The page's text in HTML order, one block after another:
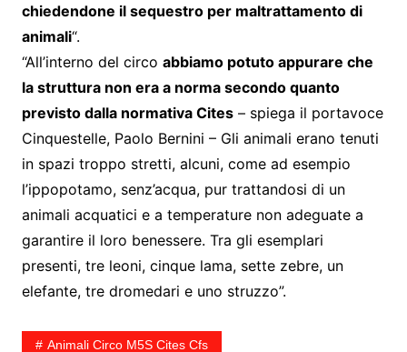
chiedendone il sequestro per maltrattamento di
animali“.
“All’interno del circo abbiamo potuto appurare che
la struttura non era a norma secondo quanto
previsto dalla normativa Cites– spiega il portavoce
Cinquestelle, Paolo Bernini – Gli animali erano tenuti
in spazi troppo stretti, alcuni, come ad esempio
l’ippopotamo, senz’acqua, pur trattandosi di un
animali acquatici e a temperature non adeguate a
garantire il loro benessere. Tra gli esemplari
presenti, tre leoni, cinque lama, sette zebre, un
elefante, tre dromedari e uno struzzo”.
Animali Circo M5S Cites Cfs